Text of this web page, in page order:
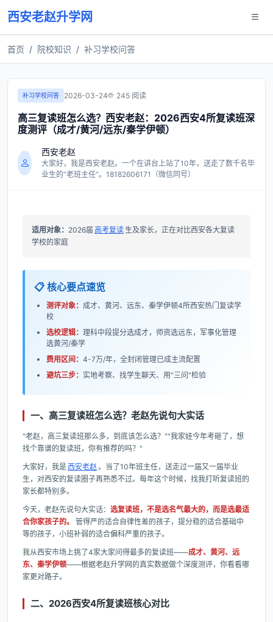
西安老赵升学网
首页 院校知识 补习学校问答
补习学校问答 2026-03-24 245 阅读
高三复读班怎么选？西安老赵：2026西安4所复读班深
度测评（成才/黄河/远东/秦学伊顿）
西安老赵
大家好，我是西安老赵。一个在讲台上站了10年，送走了数千名毕
业生的“老班主任”。18182606171（微信同号）
适用对象： 2026届 高考复读 生及家长，正在对比西安各大复读
学校的家庭
📋 核心要点速览
测评对象： 成才、黄河、远东、秦学伊顿4所西安热门复读学
校
选校逻辑： 理科中段提分选成才，师资选远东，军事化管理
选黄河/秦学
费用区间： 4-7万/年，全封闭管理已成主流配置
避坑三步： 实地考察、找学生聊天、用"三问"检验
一、高三复读班怎么选？老赵先说句大实话
"老赵，高三复读班那么多，到底该怎么选？""我家娃今年考砸了，想
找个靠谱的复读班，你有推荐的吗？"
大家好，我是西安老赵 。当了10年班主任，送走过一届又一届毕业
生，对西安的复读圈子再熟悉不过。每年这个时候，找我打听复读班的
家长都特别多。
今天，老赵先说句大实话： 选复读班，不是选名气最大的，而是选最适
合你家孩子的。
管得严的适合自律性差的孩子，提分稳的适合基础中
等的孩子，小班补弱的适合偏科严重的孩子。
我从西安市场上挑了4家大家问得最多的复读班——成才、黄河、远
东、秦学伊顿——根据老赵升学网的真实数据做个深度测评，你看看哪
家更对路子。
二、2026西安4所复读班核心对比